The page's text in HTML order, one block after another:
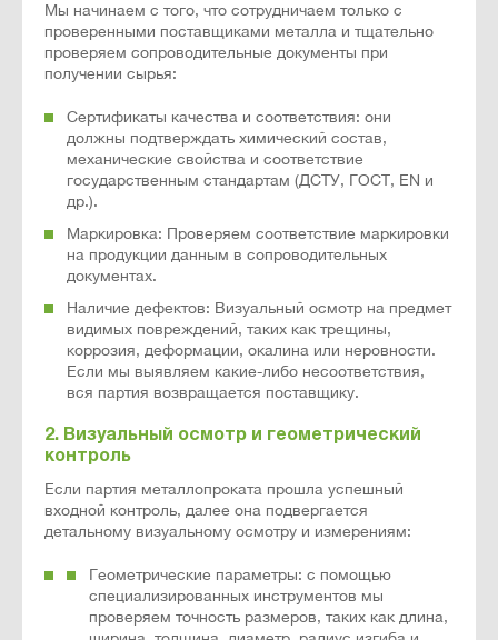
Мы начинаем с того, что сотрудничаем только с
проверенными поставщиками металла и тщательно
проверяем сопроводительные документы при
получении сырья:
Сертификаты качества и соответствия: они
должны подтверждать химический состав,
механические свойства и соответствие
государственным стандартам (ДСТУ, ГОСТ, EN и
др.).
Маркировка: Проверяем соответствие маркировки
на продукции данным в сопроводительных
документах.
Наличие дефектов: Визуальный осмотр на предмет
видимых повреждений, таких как трещины,
коррозия, деформации, окалина или неровности.
Если мы выявляем какие-либо несоответствия,
вся партия возвращается поставщику.
2. Визуальный осмотр и геометрический
контроль
Если партия металлопроката прошла успешный
входной контроль, далее она подвергается
детальному визуальному осмотру и измерениям:
Геометрические параметры: с помощью
специализированных инструментов мы
проверяем точность размеров, таких как длина,